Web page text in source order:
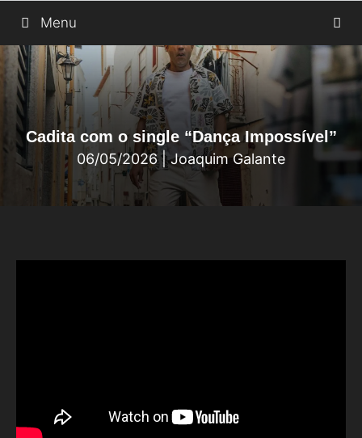
para
o
conteúdo
Menu
Cadita com o single “Dança Impossível”
06/05/2026|Joaquim Galante